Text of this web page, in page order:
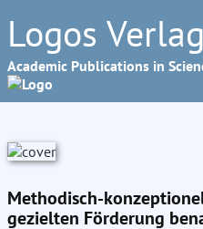
Logos
Academic Publications in
Methodisch-
gezielten Förderung